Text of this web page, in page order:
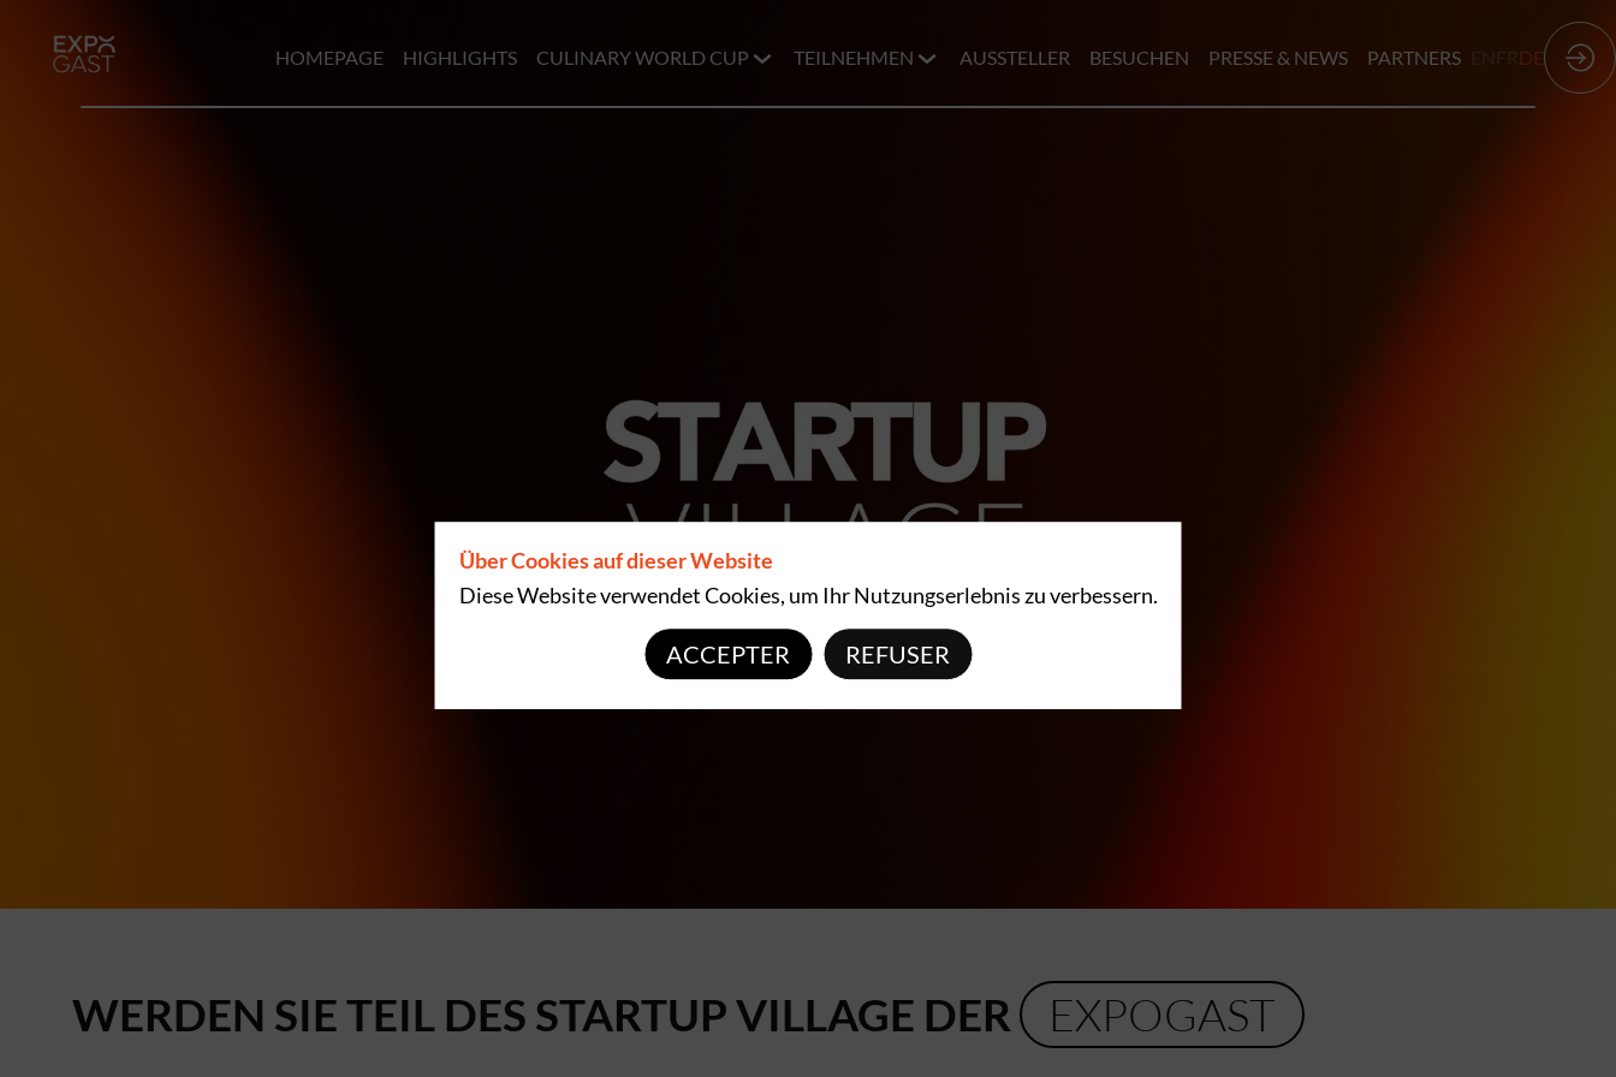
HOMEPAGE HIGHLIGHTS CULINARY WORLD CUP TEILNEHMEN AUSSTELLER BESUCHEN PRESSE & NEWS PARTNERS DE
WERDEN SIE TEIL DES STARTUP VILLAGE DER EXPOGAST
Über Cookies auf dieser Website
Diese Website verwendet Cookies, um Ihr Nutzungserlebnis zu verbessern.
ACCEPTER REFUSER